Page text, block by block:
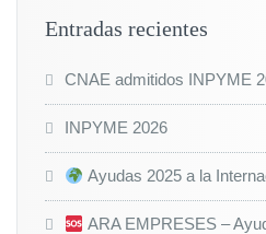
Entradas recientes
CNAE admitidos INPYME
INPYME 2026
Ayudas 2025 a la
ARA EMPRESES –